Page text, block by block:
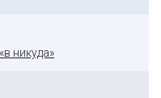
никуда»